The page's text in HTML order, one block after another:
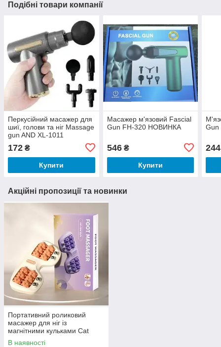
Подібні товари компанії
Перкусійний масажер для
шиї, голови та ніг Massage
gun AND XL-1011
172 ₴
Купити
Масажер м'язовий Fascial
Gun FH-320 НОВИНКА
546₴
Купити
Gun
244
Акційні пропозиції та новинки
Портативний роликовий
масажер для ніг із
магнітними кульками Cat
Claw Style Foot Massager
В наявності